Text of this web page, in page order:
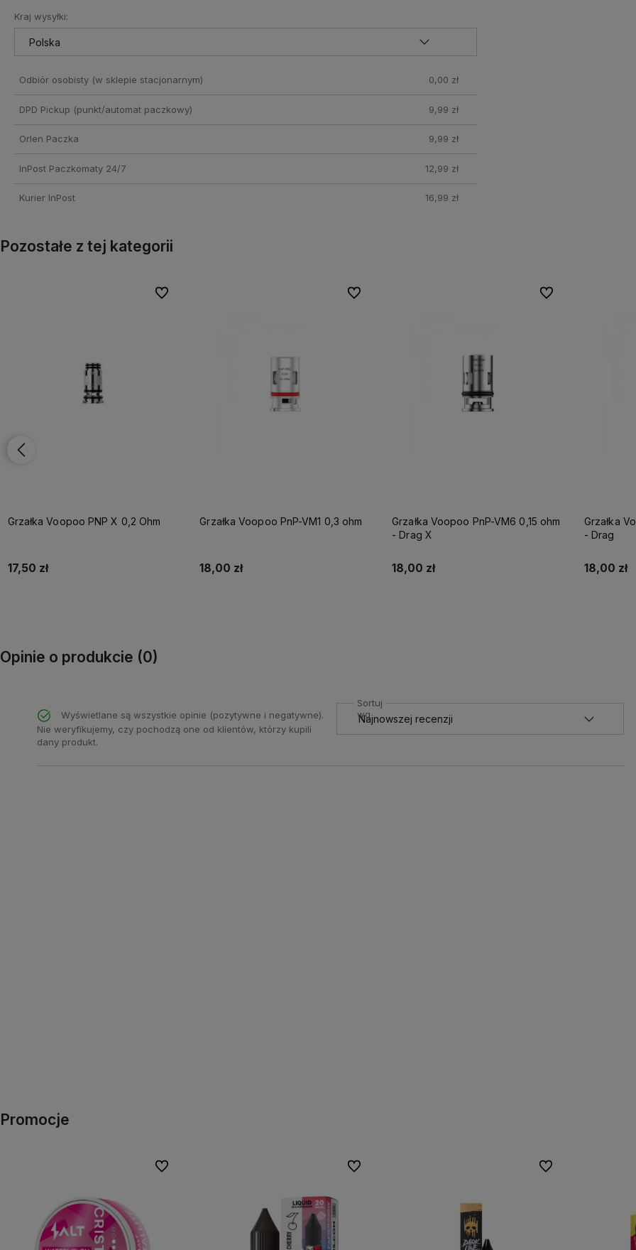
Kraj wysyłki:
Odbiór osobisty(w sklepie stacjonarnym) 0,00 zł
DPD Pickup (punkt/automat paczkowy) 9,99 zł
Orlen Paczka 9,99 zł
InPost Paczkomaty 24/7 12,99 zł
Kurier InPost 16,99 zł
Pozostałe z tej kategorii
Grzałka Voopoo PNP X 0,2 Ohm
17,50 zł
Do ulubionych
Do ulubionych
Grzałka Voopoo PnP-VM1 0,3 ohm
18,00 zł
Do ulubionych
Do ulubionych
Grzałka Voopoo PnP-VM6 0,15 ohm
- Drag X
18,00 zł
Do ulubionych
Do ulubionych
Grzałka
- Drag
18,00 zł
Opinie o produkcie (0)
Wyświetlane są wszystkie opinie (pozytywne i negatywne).
Nie weryfikujemy, czy pochodzą one od klientów, którzy kupili
dany produkt.
Sortuj
wg
Promocje
Do ulubionych Do ulubionych Do ulubionych